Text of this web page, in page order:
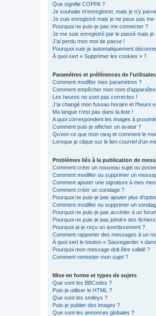
Que signifie COPPA ?
Je souhaite m’enregistrer, mais je n’y
Je suis enregistré mais je ne peux pas me
Pourquoi ne puis-je pas me connecter ?
Je me suis enregistré par le passé mais
J’ai perdu mon mot de passe !
Pourquoi suis-je automatiquement
À quoi sert « Supprimer les cookies » ?
Paramètres et préférences de
Comment modifier mes paramètres ?
Comment empêcher mon nom
Les heures ne sont pas correctes !
J’ai changé mon fuseau horaire et l’heure
Ma langue n’est pas dans la liste !
A quoi correspondent les images à
Comment puis-je afficher un avatar ?
Qu’est-ce que mon rang et comment le
Lorsque je clique sur le lien courrield’un
Problèmes liés à la publication de
Comment créer un nouveau sujet ou
Comment modifier ou supprimer un
Comment ajouter une signature à mes
Comment créer un sondage ?
Pourquoi ne puis-je pas ajouter plus
Comment modifier ou supprimer un
Pourquoi ne puis-je pas accéder à un
Pourquoi ne puis-je pas joindre des
Pourquoi ai-je reçu un avertissement ?
Comment rapporter des messages à un
À quoi sert le bouton « Sauvegarder »
Pourquoi mon message doit être validé ?
Comment remonter mon sujet ?
Mise en forme et types de sujets
Que sont les BBCodes ?
Puis-je utiliser le HTML ?
Que sont les smileys ?
Puis-je publier des images ?
Que sont les annonces globales ?